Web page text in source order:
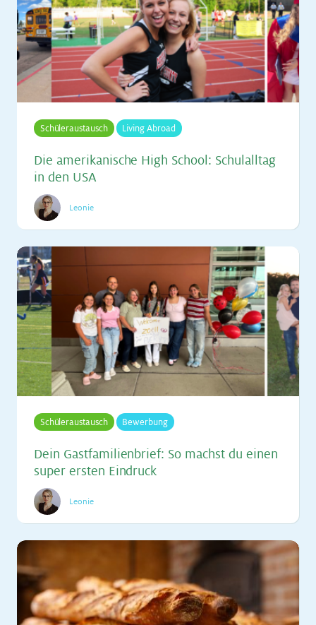
Schüleraustausch Living Abroad
Die ame­ri­ka­ni­sche High School: Schul­all­tag
in den USA
Leonie
Schüleraustausch Bewerbung
Dein Gast­fa­mi­li­en­brief: So machst du ei­nen
su­per ers­ten Ein­druck
Leonie